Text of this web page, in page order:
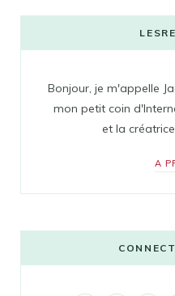
Bonjour, je m'appelle
mon petit coin
et la
A